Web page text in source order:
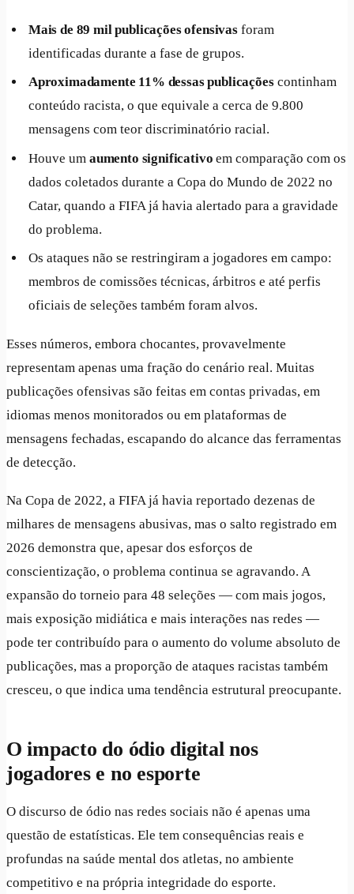
Mais de 89 mil publicações ofensivasforam
identificadas durante a fase de grupos.
Aproximadamente 11% dessas publicaçõescontinham
conteúdo racista, o que equivale a cerca de 9.800
mensagens com teor discriminatório racial.
Houve um aumento significativo em comparação com os
dados coletados durante a Copa do Mundo de 2022 no
Catar, quando a FIFA já havia alertado para a gravidade
do problema.
Os ataques não se restringiram a jogadores em campo:
membros de comissões técnicas, árbitros e até perfis
oficiais de seleções também foram alvos.
Esses números, embora chocantes, provavelmente
representam apenas uma fração do cenário real. Muitas
publicações ofensivas são feitas em contas privadas, em
idiomas menos monitorados ou em plataformas de
mensagens fechadas, escapando do alcance das ferramentas
de detecção.
Na Copa de 2022, a FIFA já havia reportado dezenas de
milhares de mensagens abusivas, mas o salto registrado em
2026 demonstra que, apesar dos esforços de
conscientização, o problema continua se agravando. A
expansão do torneio para 48 seleções — com mais jogos,
mais exposição midiática e mais interações nas redes —
pode ter contribuído para o aumento do volume absoluto de
publicações, mas a proporção de ataques racistas também
cresceu, o que indica uma tendência estrutural preocupante.
O impacto do ódio digital nos
jogadores e no esporte
O discurso de ódio nas redes sociais não é apenas uma
questão de estatísticas. Ele tem consequências reais e
profundas na saúde mental dos atletas, no ambiente
competitivo e na própria integridade do esporte.